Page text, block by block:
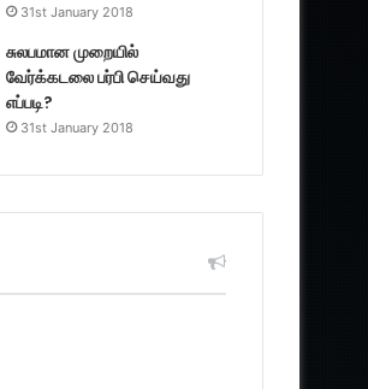
31st January 2018
சுலபமான முறையில்
வேர்க்கடலை பர்பி செய்வது
எப்படி?
31st January 2018